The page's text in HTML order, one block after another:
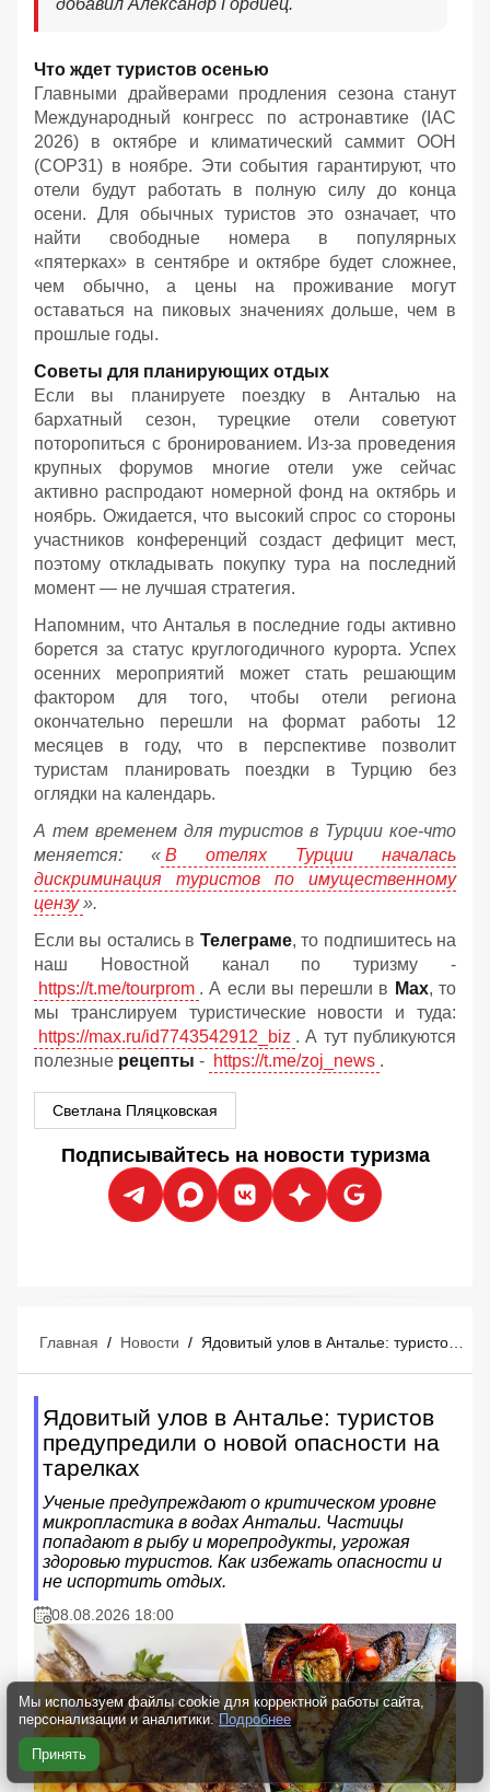
Что ждет туристов осенью
Главными драйверами продления сезона станут
Международный конгресс по астронавтике (IAC
2026) в октябре и климатический саммит ООН
(COP31) в ноябре. Эти события гарантируют, что
отели будут работать в полную силу до конца
осени. Для обычных туристов это означает, что
найти свободные номера в популярных
«пятерках» в сентябре и октябре будет сложнее,
чем обычно, а цены на проживание могут
оставаться на пиковых значениях дольше, чем в
прошлые годы.
Советы для планирующих отдых
Если вы планируете поездку в Анталью на
бархатный сезон, турецкие отели советуют
поторопиться с бронированием. Из-за проведения
крупных форумов многие отели уже сейчас
активно распродают номерной фонд на октябрь и
ноябрь. Ожидается, что высокий спрос со стороны
участников конференций создаст дефицит мест,
поэтому откладывать покупку тура на последний
момент — не лучшая стратегия.
Напомним, что Анталья в последние годы активно
борется за статус круглогодичного курорта. Успех
осенних мероприятий может стать решающим
фактором для того, чтобы отели региона
окончательно перешли на формат работы 12
месяцев в году, что в перспективе позволит
туристам планировать поездки в Турцию без
оглядки на календарь.
А тем временем для туристов в Турции кое-что
меняется: « В отелях Турции началась
дискриминация туристов по имущественному
цензу ».
Если вы остались в Телеграме, то подпишитесь на
наш Новостной канал по туризму -
https://t.me/tourprom . А если вы перешли в Мах, то
мы транслируем туристические новости и туда:
https://max.ru/id7743542912_biz . А тут публикуются
полезные рецепты - https://t.me/zoj_news .
Светлана Пляцковская
Подписывайтесь на новости туризма
Главная / Новости /
Ядовитый улов в Анталье: туристов
предупредили о новой опасности на
тарелках
Ученые предупреждают о критическом уровне
микропластика в водах Антальи. Частицы
попадают в рыбу и морепродукты, угрожая
здоровью туристов. Как избежать опасности и
не испортить отдых.
08.08.2026 18:00
Мы используем файлы cookie для корректной работы сайта,
персонализации и аналитики. Подробнее
Принять